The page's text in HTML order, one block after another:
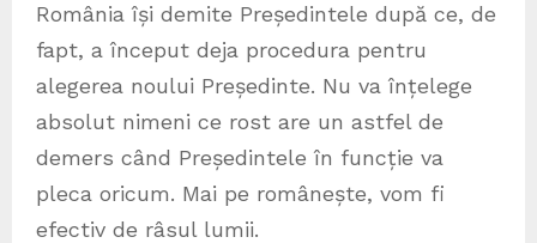
România își demite Președintele după ce, de
fapt, a început deja procedura pentru
alegerea noului Președinte. Nu va înțelege
absolut nimeni ce rost are un astfel de
demers când Președintele în funcție va
pleca oricum. Mai pe românește, vom fi
efectiv de râsul lumii.